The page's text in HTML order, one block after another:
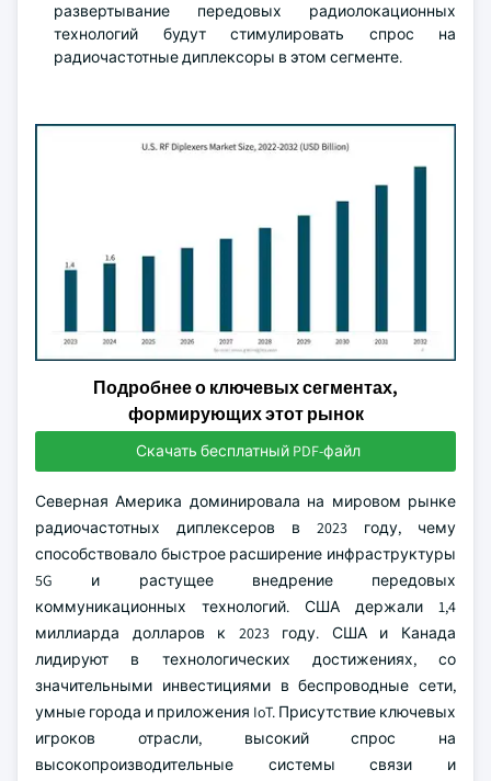
развертывание передовых радиолокационных
технологий будут стимулировать спрос на
радиочастотные диплексоры в этом сегменте.
Подробнее о ключевых сегментах,
формирующих этот рынок
Скачать бесплатный PDF-файл
Северная Америка доминировала на мировом рынке
радиочастотных диплексеров в 2023 году, чему
способствовало быстрое расширение инфраструктуры
5G и растущее внедрение передовых
коммуникационных технологий. США держали 1,4
миллиарда долларов к 2023 году. США и Канада
лидируют в технологических достижениях, со
значительными инвестициями в беспроводные сети,
умные города и приложения IoT. Присутствие ключевых
игроков отрасли, высокий спрос на
высокопроизводительные системы связи и